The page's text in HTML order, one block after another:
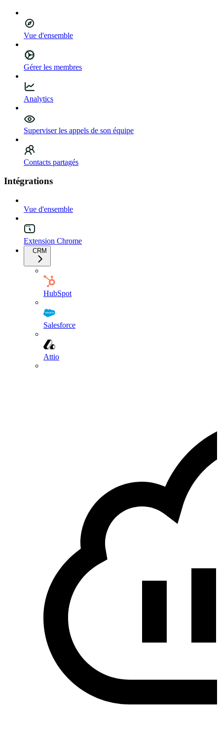
Vue d'ensemble
Gérer les membres
Analytics
Superviser les appels de son équipe
Contacts partagés
Intégrations
Vue d'ensemble
Extension Chrome
CRM
HubSpot
Salesforce
Attio